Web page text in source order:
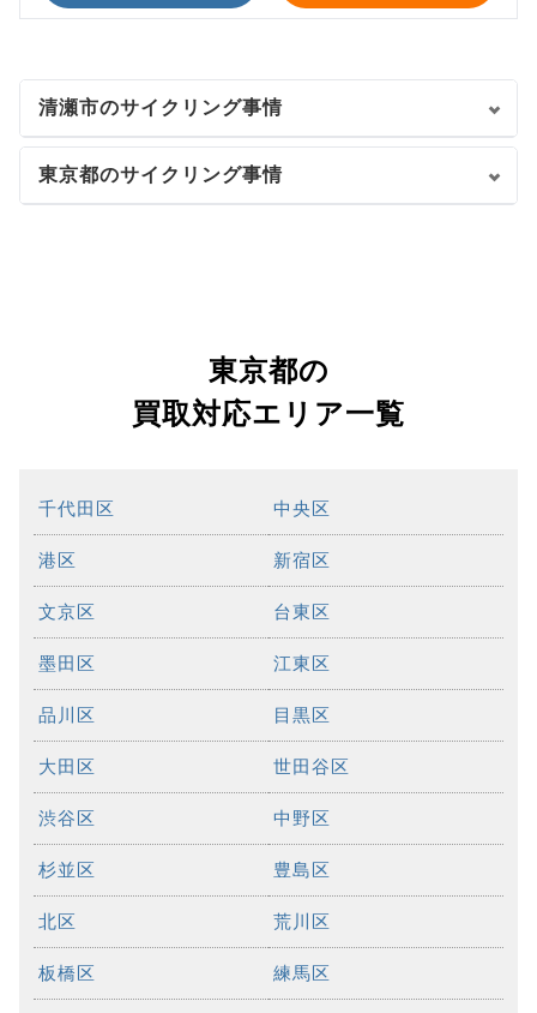
清瀬市のサイクリング事情
東京都のサイクリング事情
東京都の
買取対応エリア一覧
千代田区 中央区
港区 新宿区
文京区 台東区
墨田区 江東区
品川区 目黒区
大田区 世田谷区
渋谷区 中野区
杉並区 豊島区
北区 荒川区
板橋区 練馬区